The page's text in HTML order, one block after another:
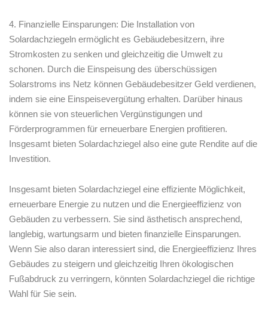
4. ‌Finanzielle Einsparungen: Die Installation von
Solardachziegeln ermöglicht es Gebäudebesitzern, ihre
Stromkosten zu senken und gleichzeitig ⁢die⁣ Umwelt zu
schonen. Durch die Einspeisung des überschüssigen
Solarstroms ins Netz können Gebäudebesitzer Geld verdienen,
indem sie eine Einspeisevergütung erhalten. Darüber hinaus
können sie ⁤von steuerlichen ⁤Vergünstigungen und
Förderprogrammen für erneuerbare Energien profitieren.
Insgesamt bieten Solardachziegel also eine ⁣gute Rendite auf ⁣die
Investition.
Insgesamt bieten Solardachziegel ​eine effiziente Möglichkeit,
erneuerbare Energie zu nutzen und die Energieeffizienz von
Gebäuden zu verbessern. Sie sind ästhetisch ansprechend,
langlebig, wartungsarm und bieten finanzielle Einsparungen.
Wenn Sie also ⁣daran ​interessiert sind, die Energieeffizienz Ihres
Gebäudes⁣ zu ​steigern und gleichzeitig Ihren ökologischen
Fußabdruck zu verringern, könnten Solardachziegel die richtige
Wahl für Sie sein.